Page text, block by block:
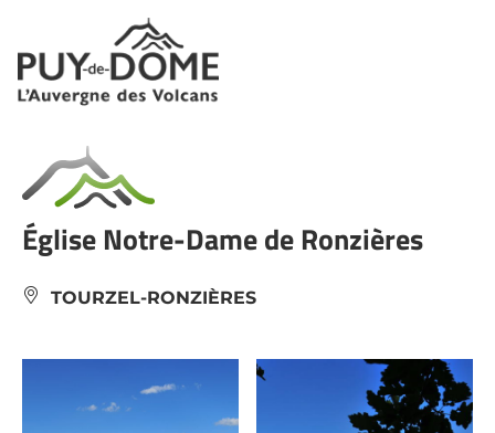
Panneau de gestion des cookies
Église Notre-Dame de Ronzières
TOURZEL-RONZIÈRES